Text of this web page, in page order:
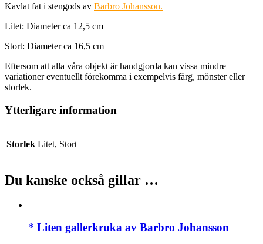
Kavlat fat i stengods av Barbro Johansson.
Litet: Diameter ca 12,5 cm
Stort: Diameter ca 16,5 cm
Eftersom att alla våra objekt är handgjorda kan vissa mindre
variationer eventuellt förekomma i exempelvis färg, mönster eller
storlek.
Ytterligare information
Storlek Litet, Stort
Du kanske också gillar …
* Liten gallerkruka av Barbro Johansson